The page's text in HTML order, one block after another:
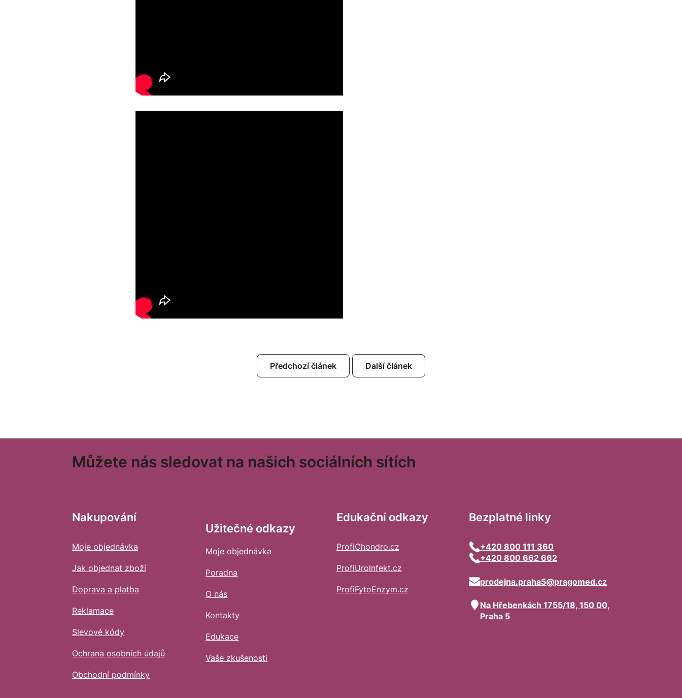
Předchozí článek Další článek
Můžete nás sledovat na našich sociálních sítích
Nakupování
Moje objednávka
Jak objednat zboží
Doprava a platba
Reklamace
Slevové kódy
Ochrana osobních údajů
Obchodní podmínky
Užitečné odkazy
Moje objednávka
Poradna
O nás
Kontakty
Edukace
Vaše zkušenosti
Edukační odkazy
ProfiChondro.cz
ProfiUrolnfekt.cz
ProfiFytoEnzym.cz
Bezplatné linky
+420 800 111 360
+420 800 662 662
prodejna.praha5@pragomed.cz
Na Hřebenkách 1755/18, 150 00,
Praha 5